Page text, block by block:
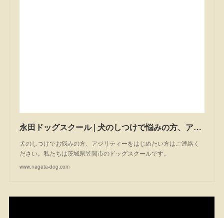
永田ドッグスクール | 犬のしつけで悩みの方、アジリティーを始めたい方は一度ご相談ください。私たちは茨城県笠間市のドッグスクールです。
犬のしつけでお悩みの方、アジリティーをはじめたい方はご連絡く
ださい。私たちは茨城県笠間市のドッグスクールです。
www.nagata-dog.com